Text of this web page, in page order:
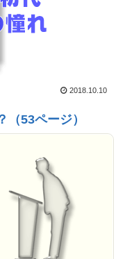
2018.10.10
53ページ）